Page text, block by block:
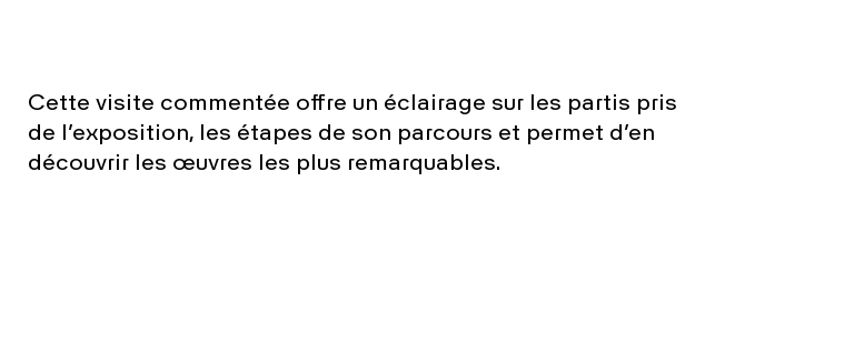
Cette visite commentée offre un éclairage sur les partis pris
de l’exposition, les étapes de son parcours et permet d’en
découvrir les œuvres les plus remarquables.